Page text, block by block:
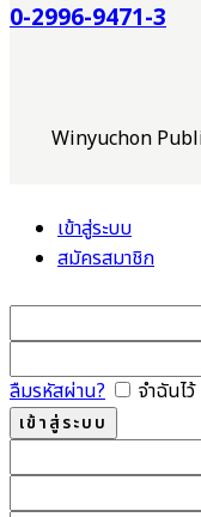
0-2996-9471-3
Winyuchon
เข้าสู่ระบบ
สมัครสมาชิก
ลืมรหัสผ่าน?
จำฉันไว้